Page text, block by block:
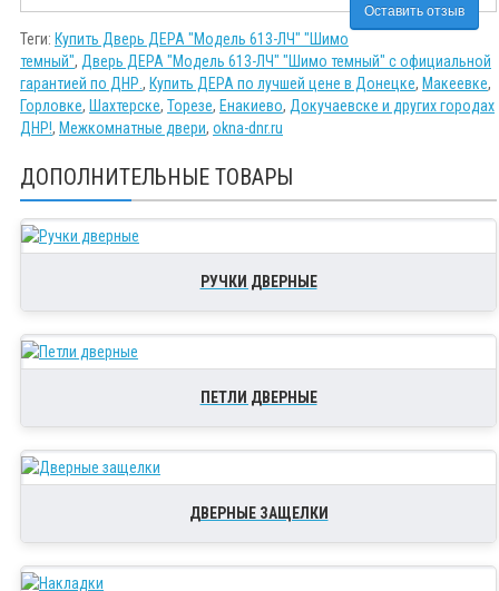
Оставить отзыв
Теги: Купить Дверь ДЕРА "Модель 613-ЛЧ" "Шимо
темный", Дверь ДЕРА "Модель 613-ЛЧ" "Шимо темный" с официальной
гарантией по ДНР. , Купить ДЕРА по лучшей цене в Донецке, Макеевке,
Горловке, Шахтерске, Торезе, Енакиево, Докучаевске и других городах
ДНР!, Межкомнатные двери, okna-dnr.ru
ДОПОЛНИТЕЛЬНЫЕ ТОВАРЫ
РУЧКИ ДВЕРНЫЕ
ПЕТЛИ ДВЕРНЫЕ
ДВЕРНЫЕ ЗАЩЕЛКИ